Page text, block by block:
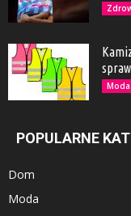
Moda
POPULARNE
Dom
Moda